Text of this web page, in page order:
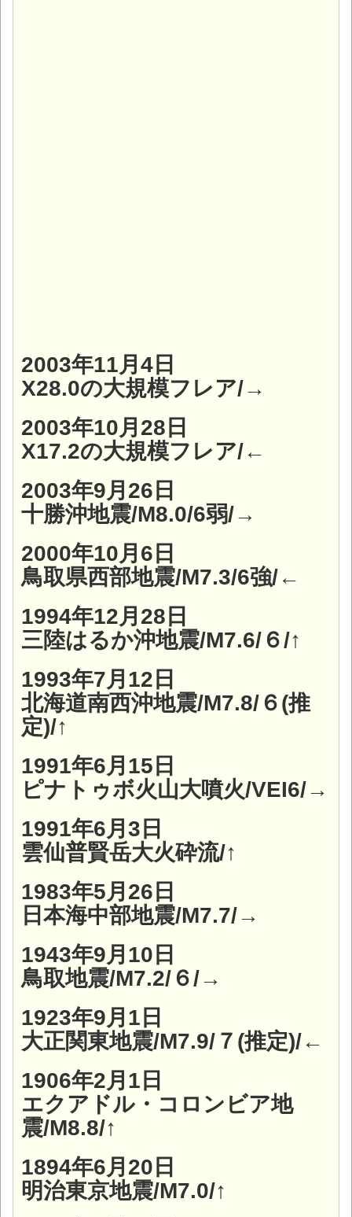
2003年11月4日
X28.0の大規模フレア/→
2003年10月28日
X17.2の大規模フレア/←
2003年9月26日
十勝沖地震/M8.0/6弱/→
2000年10月6日
鳥取県西部地震/M7.3/6強/←
1994年12月28日
三陸はるか沖地震/M7.6/６/↑
1993年7月12日
北海道南西沖地震/M7.8/６(推
定)/↑
1991年6月15日
ピナトゥボ火山大噴火/VEI6/→
1991年6月3日
雲仙普賢岳大火砕流/↑
1983年5月26日
日本海中部地震/M7.7/→
1943年9月10日
鳥取地震/M7.2/６/→
1923年9月1日
大正関東地震/M7.9/７(推定)/←
1906年2月1日
エクアドル・コロンビア地
震/M8.8/↑
1894年6月20日
明治東京地震/M7.0/↑